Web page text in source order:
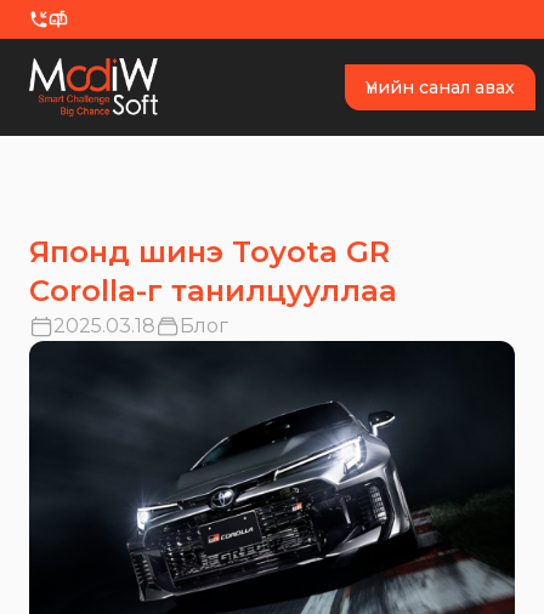
Skip to content
Үнийн санал авах
Японд шинэ Toyota GR
Corolla-г танилцууллаа
2025.03.18 Блог